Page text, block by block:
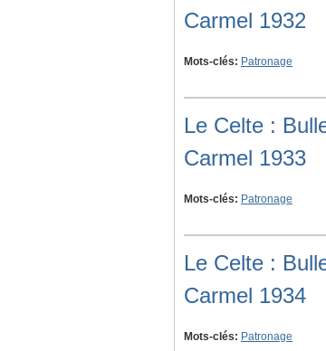
Carmel 1932
Mots-clés: Patronage
Le Celte :
Carmel 1933
Mots-clés: Patronage
Le Celte :
Carmel 1934
Mots-clés: Patronage